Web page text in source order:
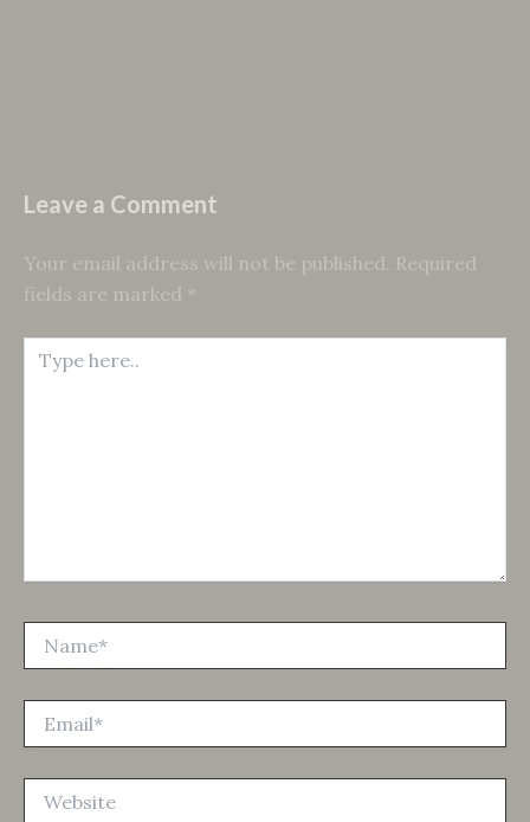
Leave a Comment
Your email address will not be published. Required
fields are marked *
here..